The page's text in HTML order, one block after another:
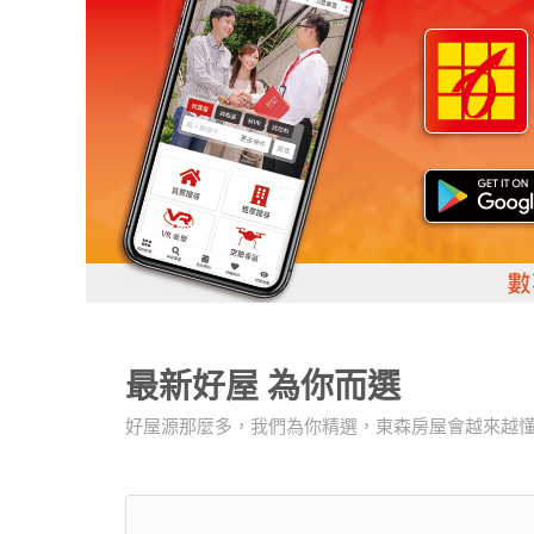
最新好屋 為你而選
好屋源那麼多，我們為你精選，東森房屋會越來越